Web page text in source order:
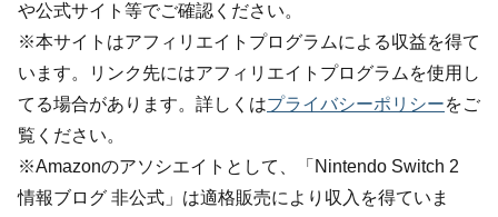
や公式サイト等でご確認ください。
※本サイトはアフィリエイトプログラムによる収益を得て
います。リンク先にはアフィリエイトプログラムを使用し
てる場合があります。詳しくはプライバシーポリシーをご
覧ください。
※Amazonのアソシエイトとして、「Nintendo Switch 2
情報ブログ 非公式」は適格販売により収入を得ていま